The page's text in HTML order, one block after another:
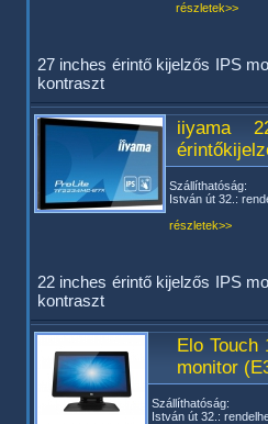
részletek>>
27 inches érintő kijelzős IPS
kontraszt
iiyama
Szállíthatóság:
István út 32.:
részletek>>
22 inches érintő kijelzős IPS
kontraszt
Elo Touch
monitor
Szállíthatóság:
István út 32.: